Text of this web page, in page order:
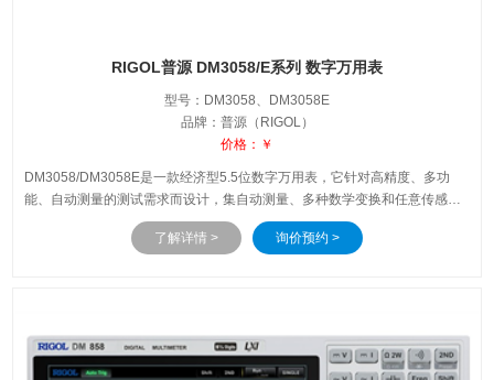
RIGOL普源 DM3058/E系列 数字万用表
型号：DM3058、DM3058E
品牌：普源（RIGOL）
价格：￥
DM3058/DM3058E是一款经济型5.5位数字万用表，它针对高精度、多功
能、自动测量的测试需求而设计，集自动测量、多种数学变换和任意传感器
测量等功能于一身，提供USB、GPIB（仅DM3058）、LAN（仅
DM3058）、RS232接口。了解详情 > 询价预约 >